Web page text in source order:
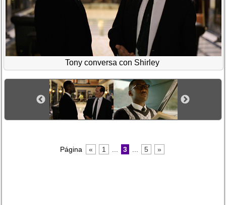
Tony conversa con Shirley
Página « 1 3 5 »